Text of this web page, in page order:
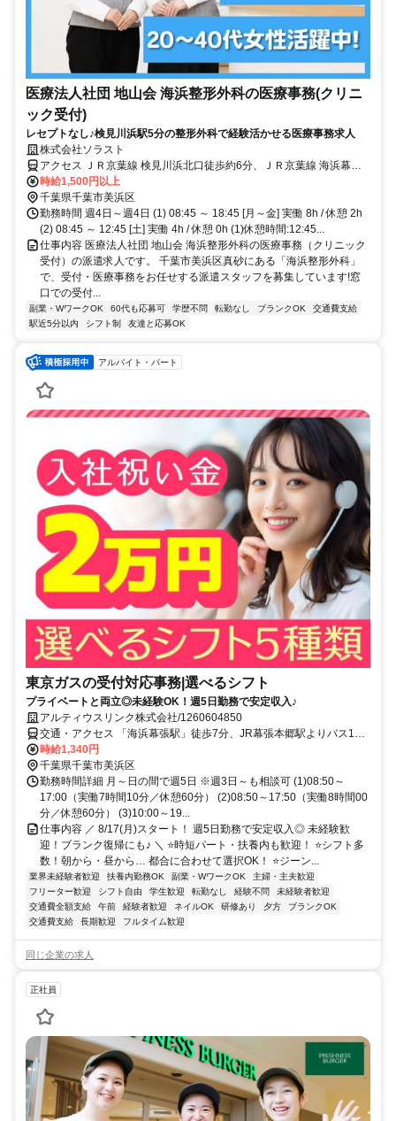
医療法人社団 地山会 海浜整形外科の医療事務(クリニ
ック受付)
レセプトなし♪検見川浜駅5分の整形外科で経験活かせる医療事務求人
株式会社ソラスト
アクセス ＪＲ京葉線 検見川浜北口徒歩約6分、ＪＲ京葉線 海浜幕張
南口(公園口)徒歩約23分、ＪＲ京葉線 稲毛海岸北口徒歩約26分 「検
見川浜駅」徒歩5分,マイカー通勤可,バイク通勤可,自転車通勤可,駐輪
場あり(バイク),駐輪場あり,敷地内全て禁煙
時給1,500円以上
千葉県千葉市美浜区
勤務時間 週4日～週4日 (1) 08:45 ～ 18:45 [月～金] 実働 8h / 休憩 2h
(2) 08:45 ～ 12:45 [土] 実働 4h / 休憩 0h (1)休憩時間:12:45...
仕事内容 医療法人社団 地山会 海浜整形外科の医療事務（クリニック
受付）の派遣求人です。 千葉市美浜区真砂にある「海浜整形外科」
で、受付・医療事務をお任せする派遣スタッフを募集しています!窓
口での受付...
副業・WワークOK 60代も応募可 学歴不問 転勤なし ブランクOK
交通費支給
駅近5分以内
シフト制 友達と応募OK
アルバイト・パート
東京ガスの受付対応事務|選べるシフト
プライベートと両立◎未経験OK！週5日勤務で安定収入♪
アルティウスリンク株式会社/1260604850
交通・アクセス 「海浜幕張駅」徒歩7分、JR幕張本郷駅よりバス10
分 ★交通費実費支給※社内規定あり★
時給1,340円
千葉県千葉市美浜区
勤務時間詳細 月～日の間で週5日 ※週3日～も相談可 (1)08:50～
17:00（実働7時間10分／休憩60分） (2)08:50～17:50（実働8時間00
分／休憩60分） (3)10:00～19...
仕事内容 ／ 8/17(月)スタート！ 週5日勤務で安定収入◎ 未経験歓
迎！ブランク復帰にも♪ ＼ ⭐時短パート・扶養内も歓迎！ ⭐シフト多
数！朝から・昼から… 都合に合わせて選択OK！ ⭐ジーン...
業界未経験者歓迎 扶養内勤務OK 副業・WワークOK
主婦・主夫歓迎
フリーター歓迎
シフト自由 学生歓迎 転勤なし 経験不問
未経験者歓迎
交通費全額支給
午前 経験者歓迎 ネイルOK 研修あり 夕方
ブランクOK
交通費支給
長期歓迎 フルタイム歓迎
同じ企業の求人
正社員